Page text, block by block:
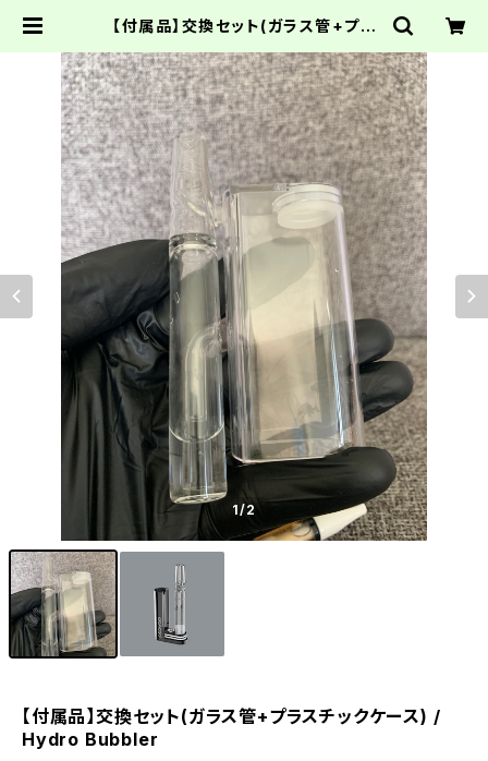
【付属品】交換セット(ガラス管+プラ
| CANNABIS JAPAN
1/2
【付属品】交換セット(ガラス管+プラスチックケース) /
Hydro Bubbler